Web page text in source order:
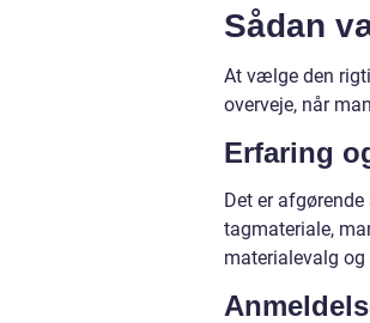
Sådan
At vælge den
overveje, når
Erfaring
Det er
tagmateriale,
materialevalg